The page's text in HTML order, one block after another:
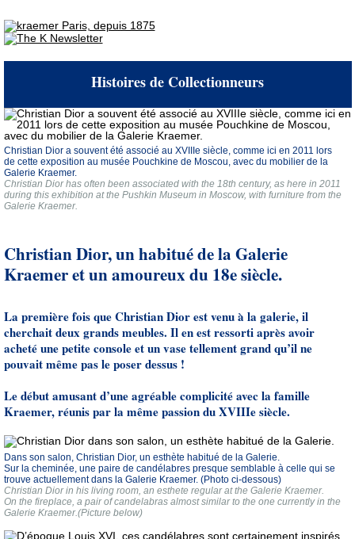
Histoires de Collectionneurs
Christian Dior a souvent été associé au XVIIIe siècle, comme ici en 2011 lors
de cette exposition au musée Pouchkine de Moscou, avec du mobilier de la
Galerie Kraemer.
Christian Dior has often been associated with the 18th century, as here in 2011
during this exhibition at the Pushkin Museum in Moscow, with furniture from the
Galerie Kraemer.
Christian Dior, un habitué de la Galerie
Kraemer et un amoureux du 18e siècle.
La première fois que Christian Dior est venu à la galerie, il
cherchait deux grands meubles. Il en est ressorti après avoir
acheté une petite console et un vase tellement grand qu’il ne
pouvait même pas le poser dessus !
Le début amusant d’une agréable complicité avec la famille
Kraemer, réunis par la même passion du XVIIIe siècle.
Dans son salon, Christian Dior, un esthète habitué de la Galerie.
Sur la cheminée, une paire de candélabres presque semblable à celle qui se
trouve actuellement dans la Galerie Kraemer. (Photo ci-dessous)
Christian Dior in his living room, an esthete regular at the Galerie Kraemer.
On the fireplace, a pair of candelabras almost similar to the one currently in the
Galerie Kraemer.(Picture below)